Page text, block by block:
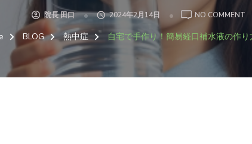
院長 田口 2024年2月14日 NO COMMENT
で
易
BLOG 熱中症 自宅で手作り！簡易経口補水液の作